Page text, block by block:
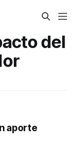
del
aporte